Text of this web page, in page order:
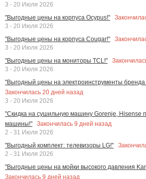
3 - 20 Июля 2026
"Выгодные цены на корпуса Ocypus!"
3 - 20 Июля 2026
"Выгодные цены на корпуса Cougar!"
3 - 20 Июля 2026
"Выгодные цены на мониторы TCL!"
3 - 20 Июля 2026
"Выгодный цены на электроинструменты бренда
Закончилась 20 дней назад
3 - 20 Июля 2026
"Скидка на сушильную машину Gorenje, Hisense
машины!"
Закончилась 9 дней назад
2 - 31 Июля 2026
"Выгодный комплект: телевизоры LG!"
2 - 31 Июля 2026
"Выгодные цены на мойки высокого давления
Закончилась 9 дней назад